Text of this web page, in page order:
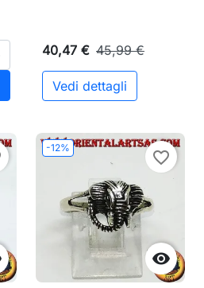
al carrello
40,47 € 45,99 €
Vedi dettagli
-12%

favorite_border